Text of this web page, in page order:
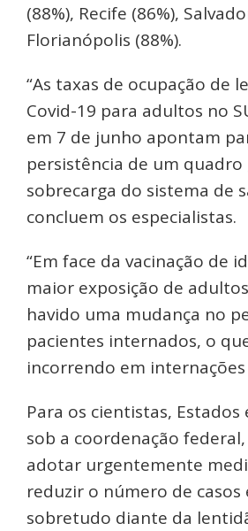
(88%), Recife (86%),
Florianópolis (88%).
“As taxas de ocupação de
Covid-19 para adultos no
em 7 de junho apontam
persistência de um quadro
sobrecarga do sistema de
concluem os especialistas.
“Em face da vacinação de
maior exposição de
havido uma mudança no
pacientes internados, o
incorrendo em internações
Para os cientistas, Estados
sob a coordenação
adotar urgentemente
reduzir o número de casos
sobretudo diante da